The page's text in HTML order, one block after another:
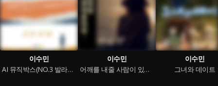
이수민
AI 뮤직박스(NO.3 발라드를 담다)
이수민
어깨를 내줄 사람이 있다면
이수민
그녀와 데이트